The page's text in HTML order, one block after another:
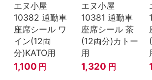
エヌ小屋
10382 通勤車
座席シール ワ
イン(12両
分)KATO用
1,100 円
エヌ小屋
10381 通勤車
座席シール 茶
(12両分)カトー
用
1,320 円